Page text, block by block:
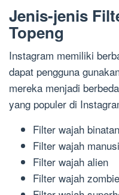
Jenis-jenis
Topeng
Instagram memiliki
dapat pengguna
mereka menjadi
yang populer di
Filter wajah
Filter wajah
Filter wajah alien
Filter wajah zombie